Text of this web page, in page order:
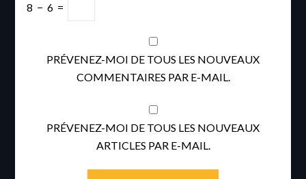
8 − 6 =
PRÉVENEZ-MOI DE TOUS LES NOUVEAUX
COMMENTAIRES PAR E-MAIL.
PRÉVENEZ-MOI DE TOUS LES NOUVEAUX
ARTICLES PAR E-MAIL.